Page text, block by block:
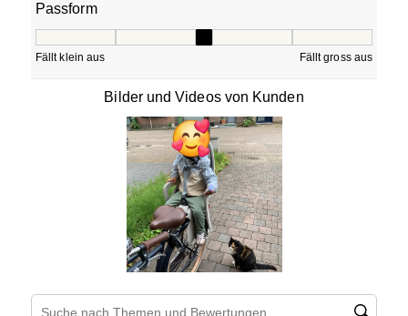
Passform
Fällt klein aus Fällt gross aus
Bilder und Videos von Kunden
Themen und Bewertungen durchsuchen Suche nach Region